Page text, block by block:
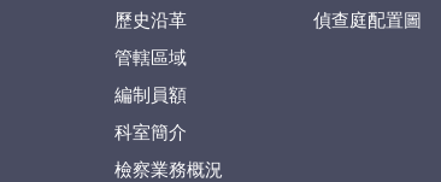
歷史沿革
管轄區域
編制員額
科室簡介
檢察業務概況
偵查庭配置圖